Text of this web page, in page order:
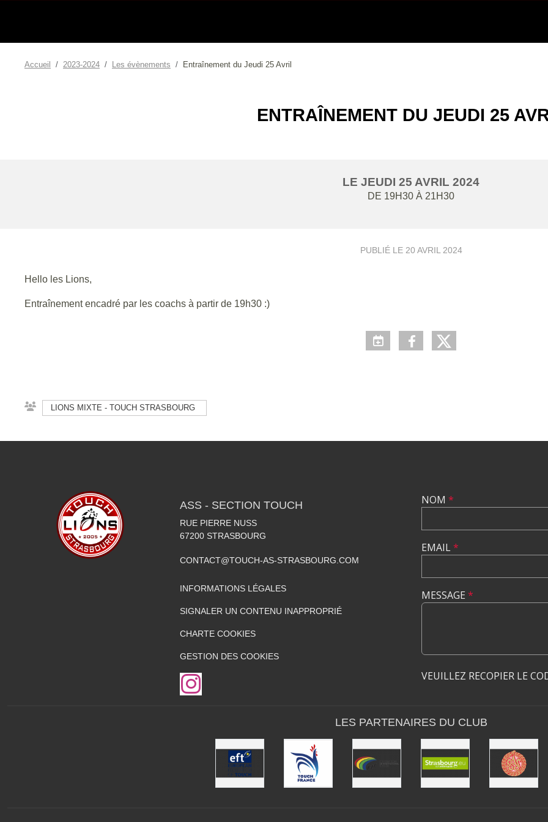
Accueil 2023-2024 Les évènements Entraînement du Jeudi 25 Avril
ENTRAÎNEMENT DU JEUDI 25
LE JEUDI 25 AVRIL 2024
DE 19H30 À 21H30
PUBLIÉ LE 20 AVRIL 2024
Hello les Lions,
Entraînement encadré par les coachs à partir de 19h30 :)
LIONS MIXTE - TOUCH STRASBOURG
ASS - SECTION TOUCH
RUE PIERRE NUSS
67200 STRASBOURG
CONTACT@TOUCH-AS-STRASBOURG.COM
INFORMATIONS LÉGALES
SIGNALER UN CONTENU INAPPROPRIÉ
CHARTE COOKIES
GESTION DES COOKIES
NOM *
EMAIL*
MESSAGE *
VEUILLEZ RECOPIER LE
LES PARTENAIRES DU CLUB